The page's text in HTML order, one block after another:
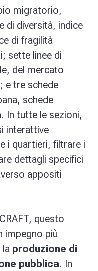
migratorio,
di diversità, indice
di fragilità
sette linee di
del mercato
e tre schede
schede
In tutte le sezioni,
interattive
i quartieri, filtrare i
dettagli specifici
appositi
questo
impegno più
la produzione di
pubblica. In